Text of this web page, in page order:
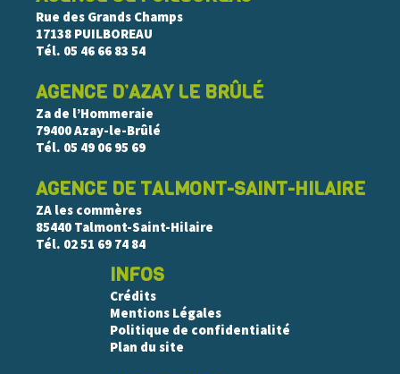
Rue des Grands Champs
17138 PUILBOREAU
Tél. 05 46 66 83 54
AGENCE D’AZAY LE BRÛLÉ
Za de l’Hommeraie
79400 Azay-le-Brûlé
Tél. 05 49 06 95 69
AGENCE DE TALMONT-SAINT-HILAIRE
ZA les commères
85440 Talmont-Saint-Hilaire
Tél. 02 51 69 74 84
INFOS
Crédits
Mentions Légales
Politique de confidentialité
Plan du site